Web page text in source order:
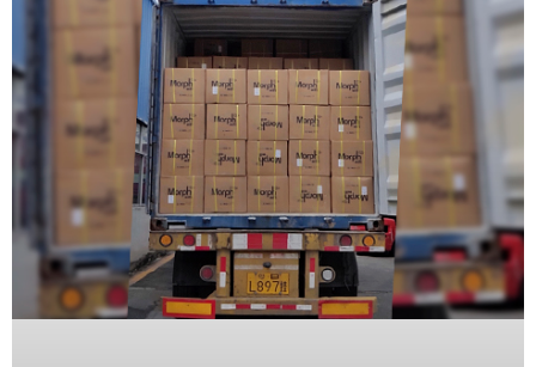
Memorias
Micro
Servidores
AplicaciónUnidades
de Estado
Sólido
(SSD)
Software
VMS y
Analíticas
EPCOM